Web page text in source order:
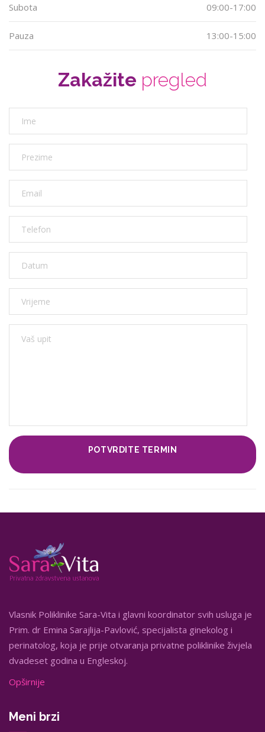
Subota 09:00-17:00
Pauza 13:00-15:00
Zakažite pregled
Vlasnik Poliklinike Sara-Vita i glavni koordinator svih usluga je
Prim. dr Emina Sarajlija-Pavlović, specijalista ginekolog i
perinatolog, koja je prije otvaranja privatne poliklinike živjela
dvadeset godina u Engleskoj.
Opširnije
Meni brzi